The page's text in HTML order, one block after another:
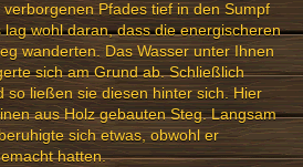
Pfades tief in den Sumpf
wohl daran, dass die energischeren
wanderten. Das Wasser unter Ihnen
sich am Grund ab. Schließlich
so ließen sie diesen hinter sich. Hier
aus Holz gebauten Steg. Langsam
sich etwas, obwohl er
hatten.